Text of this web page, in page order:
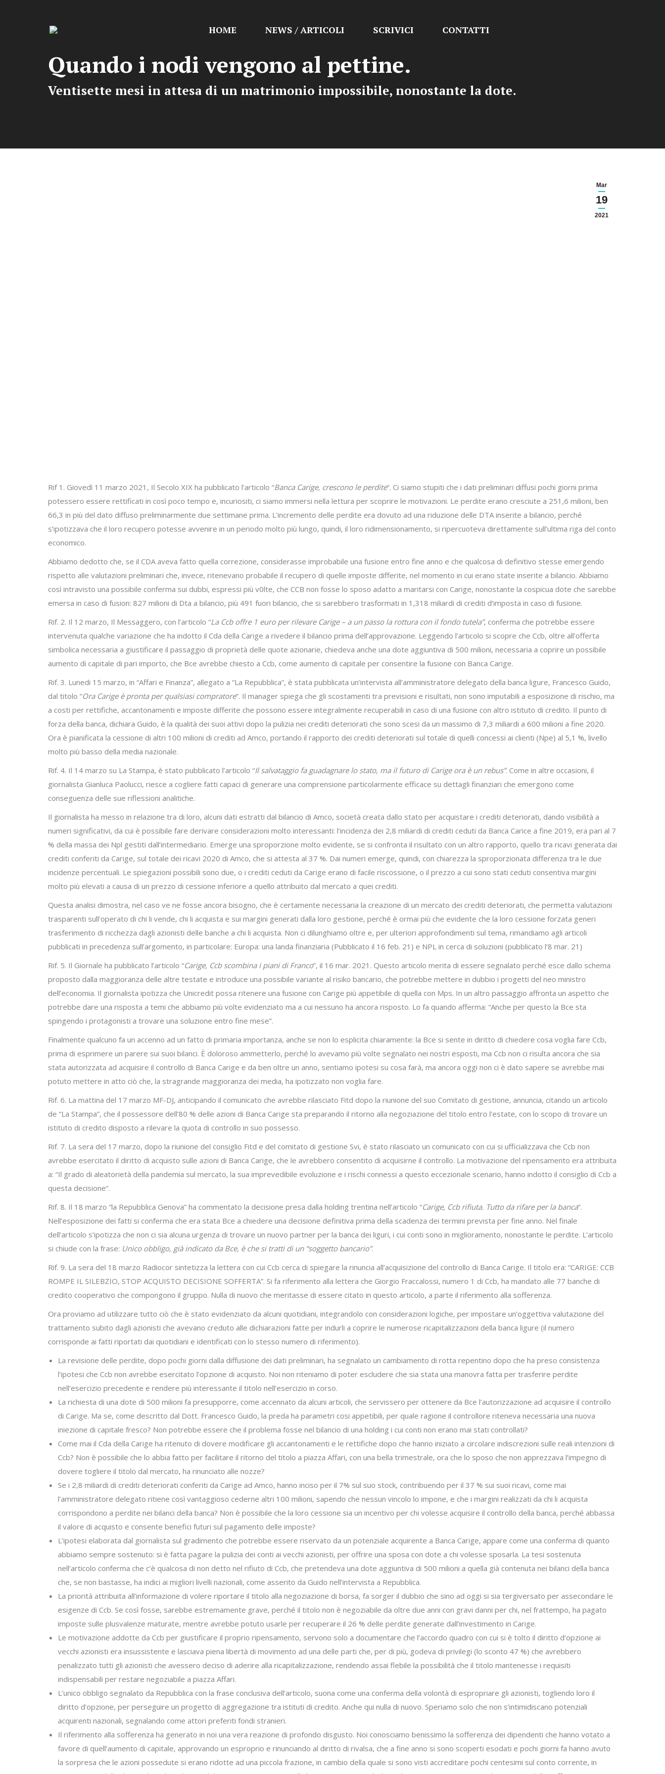
HOME NEWS / ARTICOLI SCRIVICI CONTATTI
Quando i nodi vengono al pettine.
Ventisette mesi in attesa di un matrimonio impossibile, nonostante la dote.
Mar
19
2021
Rif 1. Giovedì 11 marzo 2021, Il Secolo XIX ha pubblicato l’articolo “Banca Carige, crescono le perdite”. Ci siamo stupiti che i dati preliminari diffusi pochi giorni prima
potessero essere rettificati in così poco tempo e, incuriositi, ci siamo immersi nella lettura per scoprire le motivazioni. Le perdite erano cresciute a 251,6 milioni, ben
66,3 in più del dato diffuso preliminarmente due settimane prima. L’incremento delle perdite era dovuto ad una riduzione delle DTA inserite a bilancio, perché
s’ipotizzava che il loro recupero potesse avvenire in un periodo molto più lungo, quindi, il loro ridimensionamento, si ripercuoteva direttamente sull’ultima riga del conto
economico.
Abbiamo dedotto che, se il CDA aveva fatto quella correzione, considerasse improbabile una fusione entro fine anno e che qualcosa di definitivo stesse emergendo
rispetto alle valutazioni preliminari che, invece, ritenevano probabile il recupero di quelle imposte differite, nel momento in cui erano state inserite a bilancio. Abbiamo
così intravisto una possibile conferma sui dubbi, espressi più v0lte, che CCB non fosse lo sposo adatto a maritarsi con Carige, nonostante la cospicua dote che sarebbe
emersa in caso di fusion: 827 milioni di Dta a bilancio, più 491 fuori bilancio, che si sarebbero trasformati in 1,318 miliardi di crediti d’imposta in caso di fusione.
Rif. 2. Il 12 marzo, Il Messaggero, con l’articolo “La Ccb offre 1 euro per rilevare Carige – a un passo la rottura con il fondo tutela”, conferma che potrebbe essere
intervenuta qualche variazione che ha indotto il Cda della Carige a rivedere il bilancio prima dell’approvazione. Leggendo l’articolo si scopre che Ccb, oltre all’offerta
simbolica necessaria a giustificare il passaggio di proprietà delle quote azionarie, chiedeva anche una dote aggiuntiva di 500 milioni, necessaria a coprire un possibile
aumento di capitale di pari importo, che Bce avrebbe chiesto a Ccb, come aumento di capitale per consentire la fusione con Banca Carige.
Rif. 3. Lunedi 15 marzo, in “Affari e Finanza”, allegato a “La Repubblica”, è stata pubblicata un’intervista all’amministratore delegato della banca ligure, Francesco Guido,
dal titolo “Ora Carige è pronta per qualsiasi compratore”. Il manager spiega che gli scostamenti tra previsioni e risultati, non sono imputabili a esposizione di rischio, ma
a costi per rettifiche, accantonamenti e imposte differite che possono essere integralmente recuperabili in caso di una fusione con altro istituto di credito. Il punto di
forza della banca, dichiara Guido, è la qualità dei suoi attivi dopo la pulizia nei crediti deteriorati che sono scesi da un massimo di 7,3 miliardi a 600 milioni a fine 2020.
Ora è pianificata la cessione di altri 100 milioni di crediti ad Amco, portando il rapporto dei crediti deteriorati sul totale di quelli concessi ai clienti (Npe) al 5,1 %, livello
molto più basso della media nazionale.
Rif. 4. Il 14 marzo su La Stampa, è stato pubblicato l’articolo “Il salvataggio fa guadagnare lo stato, ma il futuro di Carige ora è un rebus”. Come in altre occasioni, il
giornalista Gianluca Paolucci, riesce a cogliere fatti capaci di generare una comprensione particolarmente efficace su dettagli finanziari che emergono come
conseguenza delle sue riflessioni analitiche.
Il giornalista ha messo in relazione tra di loro, alcuni dati estratti dal bilancio di Amco, società creata dallo stato per acquistare i crediti deteriorati, dando visibilità a
numeri significativi, da cui è possibile fare derivare considerazioni molto interessanti: l’incidenza dei 2,8 miliardi di crediti ceduti da Banca Carice a fine 2019, era pari al 7
% della massa dei Npl gestiti dall’intermediario. Emerge una sproporzione molto evidente, se si confronta il risultato con un altro rapporto, quello tra ricavi generata dai
crediti conferiti da Carige, sul totale dei ricavi 2020 di Amco, che si attesta al 37 %. Dai numeri emerge, quindi, con chiarezza la sproporzionata differenza tra le due
incidenze percentuali. Le spiegazioni possibili sono due, o i crediti ceduti da Carige erano di facile riscossione, o il prezzo a cui sono stati ceduti consentiva margini
molto più elevati a causa di un prezzo di cessione inferiore a quello attribuito dal mercato a quei crediti.
Questa analisi dimostra, nel caso ve ne fosse ancora bisogno, che è certamente necessaria la creazione di un mercato dei crediti deteriorati, che permetta valutazioni
trasparenti sull’operato di chi li vende, chi li acquista e sui margini generati dalla loro gestione, perché è ormai più che evidente che la loro cessione forzata generi
trasferimento di ricchezza dagli azionisti delle banche a chi li acquista. Non ci dilunghiamo oltre e, per ulteriori approfondimenti sul tema, rimandiamo agli articoli
pubblicati in precedenza sull’argomento, in particolare: Europa: una landa finanziaria (Pubblicato il 16 feb. 21) e NPL in cerca di soluzioni (pubblicato l’8 mar. 21)
Rif. 5. Il Giornale ha pubblicato l’articolo “Carige, Ccb scombina i piani di Franco”, il 16 mar. 2021. Questo articolo merita di essere segnalato perché esce dallo schema
proposto dalla maggioranza delle altre testate e introduce una possibile variante al risiko bancario, che potrebbe mettere in dubbio i progetti del neo ministro
dell’economia. Il giornalista ipotizza che Unicredit possa ritenere una fusione con Carige più appetibile di quella con Mps. In un altro passaggio affronta un aspetto che
potrebbe dare una risposta a temi che abbiamo più volte evidenziato ma a cui nessuno ha ancora risposto. Lo fa quando afferma: “Anche per questo la Bce sta
spingendo i protagonisti a trovare una soluzione entro fine mese”.
Finalmente qualcuno fa un accenno ad un fatto di primaria importanza, anche se non lo esplicita chiaramente: la Bce si sente in diritto di chiedere cosa voglia fare Ccb,
prima di esprimere un parere sui suoi bilanci. È doloroso ammetterlo, perché lo avevamo più volte segnalato nei nostri esposti, ma Ccb non ci risulta ancora che sia
stata autorizzata ad acquisire il controllo di Banca Carige e da ben oltre un anno, sentiamo ipotesi su cosa farà, ma ancora oggi non ci è dato sapere se avrebbe mai
potuto mettere in atto ciò che, la stragrande maggioranza dei media, ha ipotizzato non voglia fare.
Rif. 6. La mattina del 17 marzo MF-DJ, anticipando il comunicato che avrebbe rilasciato Fitd dopo la riunione del suo Comitato di gestione, annuncia, citando un articolo
de “La Stampa”, che il possessore dell’80 % delle azioni di Banca Carige sta preparando il ritorno alla negoziazione del titolo entro l’estate, con lo scopo di trovare un
istituto di credito disposto a rilevare la quota di controllo in suo possesso.
Rif. 7. La sera del 17 marzo, dopo la riunione del consiglio Fitd e del comitato di gestione Svi, è stato rilasciato un comunicato con cui si ufficializzava che Ccb non
avrebbe esercitato il diritto di acquisto sulle azioni di Banca Carige, che le avrebbero consentito di acquisirne il controllo. La motivazione del ripensamento era attribuita
a: “Il grado di aleatorietà della pandemia sul mercato, la sua imprevedibile evoluzione e i rischi connessi a questo eccezionale scenario, hanno indotto il consiglio di Ccb a
questa decisione”.
Rif. 8. Il 18 marzo “la Repubblica Genova” ha commentato la decisione presa dalla holding trentina nell’articolo “Carige, Ccb rifiuta. Tutto da rifare per la banca”.
Nell’esposizione dei fatti si conferma che era stata Bce a chiedere una decisione definitiva prima della scadenza dei termini prevista per fine anno. Nel finale
dell’articolo s’ipotizza che non ci sia alcuna urgenza di trovare un nuovo partner per la banca dei liguri, i cui conti sono in miglioramento, nonostante le perdite. L’articolo
si chiude con la frase: Unico obbligo, già indicato da Bce, è che si tratti di un “soggetto bancario”.
Rif. 9. La sera del 18 marzo Radiocor sintetizza la lettera con cui Ccb cerca di spiegare la rinuncia all’acquisizione del controllo di Banca Carige. Il titolo era: “CARIGE: CCB
ROMPE IL SILEBZIO, STOP ACQUISTO DECISIONE SOFFERTA”. Si fa riferimento alla lettera che Giorgio Fraccalossi, numero 1 di Ccb, ha mandato alle 77 banche di
credito cooperativo che compongono il gruppo. Nulla di nuovo che meritasse di essere citato in questo articolo, a parte il riferimento alla sofferenza.
Ora proviamo ad utilizzare tutto ciò che è stato evidenziato da alcuni quotidiani, integrandolo con considerazioni logiche, per impostare un’oggettiva valutazione del
trattamento subito dagli azionisti che avevano creduto alle dichiarazioni fatte per indurli a coprire le numerose ricapitalizzazioni della banca ligure (il numero
corrisponde ai fatti riportati dai quotidiani e identificati con lo stesso numero di riferimento).
La revisione delle perdite, dopo pochi giorni dalla diffusione dei dati preliminari, ha segnalato un cambiamento di rotta repentino dopo che ha preso consistenza
l’ipotesi che Ccb non avrebbe esercitato l’opzione di acquisto. Noi non riteniamo di poter escludere che sia stata una manovra fatta per trasferire perdite
nell’esercizio precedente e rendere più interessante il titolo nell’esercizio in corso.
La richiesta di una dote di 500 milioni fa presupporre, come accennato da alcuni articoli, che servissero per ottenere da Bce l’autorizzazione ad acquisire il controllo
di Carige. Ma se, come descritto dal Dott. Francesco Guido, la preda ha parametri cosi appetibili, per quale ragione il controllore riteneva necessaria una nuova
iniezione di capitale fresco? Non potrebbe essere che il problema fosse nel bilancio di una holding i cui conti non erano mai stati controllati?
Come mai il Cda della Carige ha ritenuto di dovere modificare gli accantonamenti e le rettifiche dopo che hanno iniziato a circolare indiscrezioni sulle reali intenzioni di
Ccb? Non è possibile che lo abbia fatto per facilitare il ritorno del titolo a piazza Affari, con una bella trimestrale, ora che lo sposo che non apprezzava l’impegno di
dovere togliere il titolo dal mercato, ha rinunciato alle nozze?
Se i 2,8 miliardi di crediti deteriorati conferiti da Carige ad Amco, hanno inciso per il 7% sul suo stock, contribuendo per il 37 % sui suoi ricavi, come mai
l’amministratore delegato ritiene così vantaggioso cederne altri 100 milioni, sapendo che nessun vincolo lo impone, e che i margini realizzati da chi li acquista
corrispondono a perdite nei bilanci della banca? Non è possibile che la loro cessione sia un incentivo per chi volesse acquisire il controllo della banca, perché abbassa
il valore di acquisto e consente benefici futuri sul pagamento delle imposte?
L’ipotesi elaborata dal giornalista sul gradimento che potrebbe essere riservato da un potenziale acquirente a Banca Carige, appare come una conferma di quanto
abbiamo sempre sostenuto: si è fatta pagare la pulizia dei conti ai vecchi azionisti, per offrire una sposa con dote a chi volesse sposarla. La tesi sostenuta
nell’articolo conferma che c’è qualcosa di non detto nel rifiuto di Ccb, che pretendeva una dote aggiuntiva di 500 milioni a quella già contenuta nei bilanci della banca
che, se non bastasse, ha indici ai migliori livelli nazionali, come asserito da Guido nell’intervista a Repubblica.
La priorità attribuita all’informazione di volere riportare il titolo alla negoziazione di borsa, fa sorger il dubbio che sino ad oggi si sia tergiversato per assecondare le
esigenze di Ccb. Se così fosse, sarebbe estremamente grave, perché il titolo non è negoziabile da oltre due anni con gravi danni per chi, nel frattempo, ha pagato
imposte sulle plusvalenze maturate, mentre avrebbe potuto usarle per recuperare il 26 % delle perdite generate dall’investimento in Carige.
Le motivazione addotte da Ccb per giustificare il proprio ripensamento, servono solo a documentare che l’accordo quadro con cui si è tolto il diritto d’opzione ai
vecchi azionisti era insussistente e lasciava piena libertà di movimento ad una delle parti che, per di più, godeva di privilegi (lo sconto 47 %) che avrebbero
penalizzato tutti gli azionisti che avessero deciso di aderire alla ricapitalizzazione, rendendo assai flebile la possibilità che il titolo mantenesse i requisiti
indispensabili per restare negoziabile a piazza Affari.
L’unico obbligo segnalato da Repubblica con la frase conclusiva dell’articolo, suona come una conferma della volontà di espropriare gli azionisti, togliendo loro il
diritto d’opzione, per perseguire un progetto di aggregazione tra istituti di credito. Anche qui nulla di nuovo. Speriamo solo che non s’intimidiscano potenziali
acquirenti nazionali, segnalando come attori preferiti fondi stranieri.
Il riferimento alla sofferenza ha generato in noi una vera reazione di profondo disgusto. Noi conosciamo benissimo la sofferenza dei dipendenti che hanno votato a
favore di quell’aumento di capitale, approvando un esproprio e rinunciando al diritto di rivalsa, che a fine anno si sono scoperti esodati e pochi giorni fa hanno avuto
la sorpresa che le azioni possedute si erano ridotte ad una piccola frazione, in cambio della quale si sono visti accreditare pochi centesimi sul conto corrente, in